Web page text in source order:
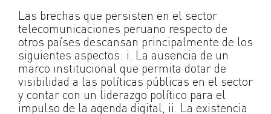
Las brechas que persisten en el sector
telecomunicaciones peruano respecto de
otros países descansan principalmente de los
siguientes aspectos: i. La ausencia de un
marco institucional que permita dotar de
visibilidad a las políticas públicas en el sector
y contar con un liderazgo político para el
impulso de la agenda digital, ii. La existencia